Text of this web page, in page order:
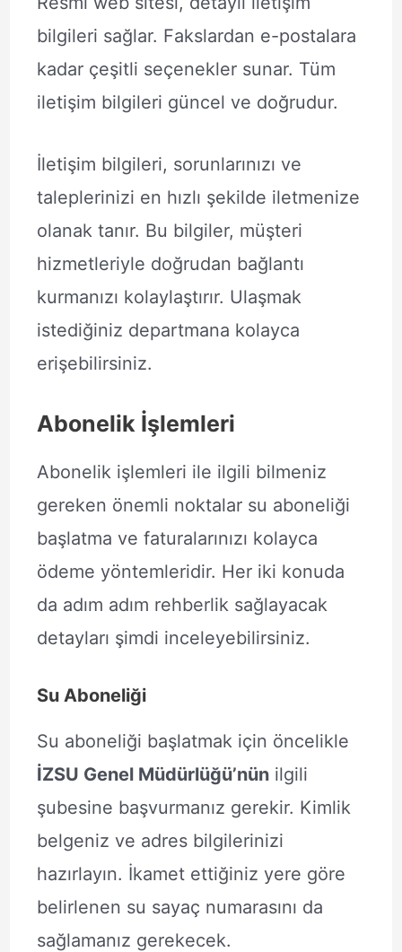
bilgileri sağlar. Fakslardan e-postalara
kadar çeşitli seçenekler sunar. Tüm
iletişim bilgileri güncel ve doğrudur.
İletişim bilgileri, sorunlarınızı ve
taleplerinizi en hızlı şekilde iletmenize
olanak tanır. Bu bilgiler, müşteri
hizmetleriyle doğrudan bağlantı
kurmanızı kolaylaştırır. Ulaşmak
istediğiniz departmana kolayca
erişebilirsiniz.
Abonelik İşlemleri
Abonelik işlemleri ile ilgili bilmeniz
gereken önemli noktalar su aboneliği
başlatma ve faturalarınızı kolayca
ödeme yöntemleridir. Her iki konuda
da adım adım rehberlik sağlayacak
detayları şimdi inceleyebilirsiniz.
Su Aboneliği
Su aboneliği başlatmak için öncelikle
İZSU Genel Müdürlüğü’nünilgili
şubesine başvurmanız gerekir. Kimlik
belgeniz ve adres bilgilerinizi
hazırlayın. İkamet ettiğiniz yere göre
belirlenen su sayaç numarasını da
sağlamanız gerekecek.